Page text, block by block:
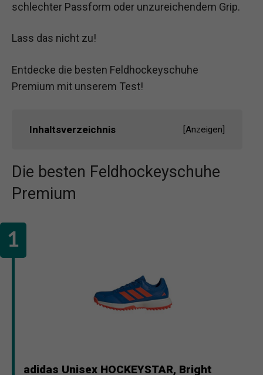
schlechter Passform oder unzureichendem Grip.
Lass das nicht zu!
Entdecke die besten Feldhockeyschuhe
Premium mit unserem Test!
Inhaltsverzeichnis [Anzeigen]
Die besten Feldhockeyschuhe
Premium
adidas Unisex HOCKEYSTAR, Bright